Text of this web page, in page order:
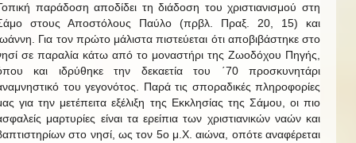
παράδοση αποδίδει τη διάδοση του χριστιανισμού στη
στους Αποστόλους Παύλο (πρβλ. Πραξ. 20, 15) και
Για τον πρώτο μάλιστα πιστεύεται ότι αποβιβάστηκε στο
σε παραλία κάτω από το μοναστήρι της Ζωοδόχου Πηγής,
και ιδρύθηκε την δεκαετία του ΄70 προσκυνητάρι
του γεγονότος. Παρά τις σποραδικές πληροφορίες
για την μετέπειτα εξέλιξη της Εκκλησίας της Σάμου, οι πιο
μαρτυρίες είναι τα ερείπια των χριστιανικών ναών και
στο νησί, ως τον 5ο μ.Χ. αιώνα, οπότε αναφέρεται